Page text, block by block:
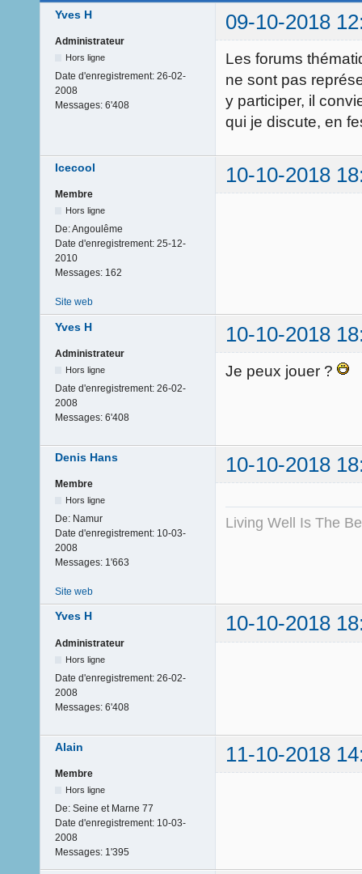
Yves H 09-10-2018
Administrateur
Hors ligne
Date d'enregistrement: 26-02-
2008
Messages: 6'408
Les forums
ne sont pas
y participer, il
qui je discute, en
Icecool 10-10-2018
Membre
Hors ligne
De:Angoulême
Date d'enregistrement: 25-12-
2010
Messages: 162
Site web
Yves H 10-10-2018
Administrateur
Hors ligne
Date d'enregistrement: 26-02-
2008
Messages: 6'408
Je peux jouer ?
Denis Hans 10-10-2018
Membre
Hors ligne
De: Namur
Date d'enregistrement: 10-03-
2008
Messages: 1'663
Living Well Is The
Site web
Yves H 10-10-2018
Administrateur
Hors ligne
Date d'enregistrement: 26-02-
2008
Messages: 6'408
Alain 11-10-2018
Membre
Hors ligne
De: Seine et Marne 77
Date d'enregistrement: 10-03-
2008
Messages: 1'395